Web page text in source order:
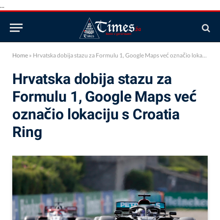
...
Home » Hrvatska dobija stazu za Formulu 1, Google Maps već označio lokaciju s Croatia Ring
Hrvatska dobija stazu za
Formulu 1, Google Maps već
označio lokaciju s Croatia
Ring